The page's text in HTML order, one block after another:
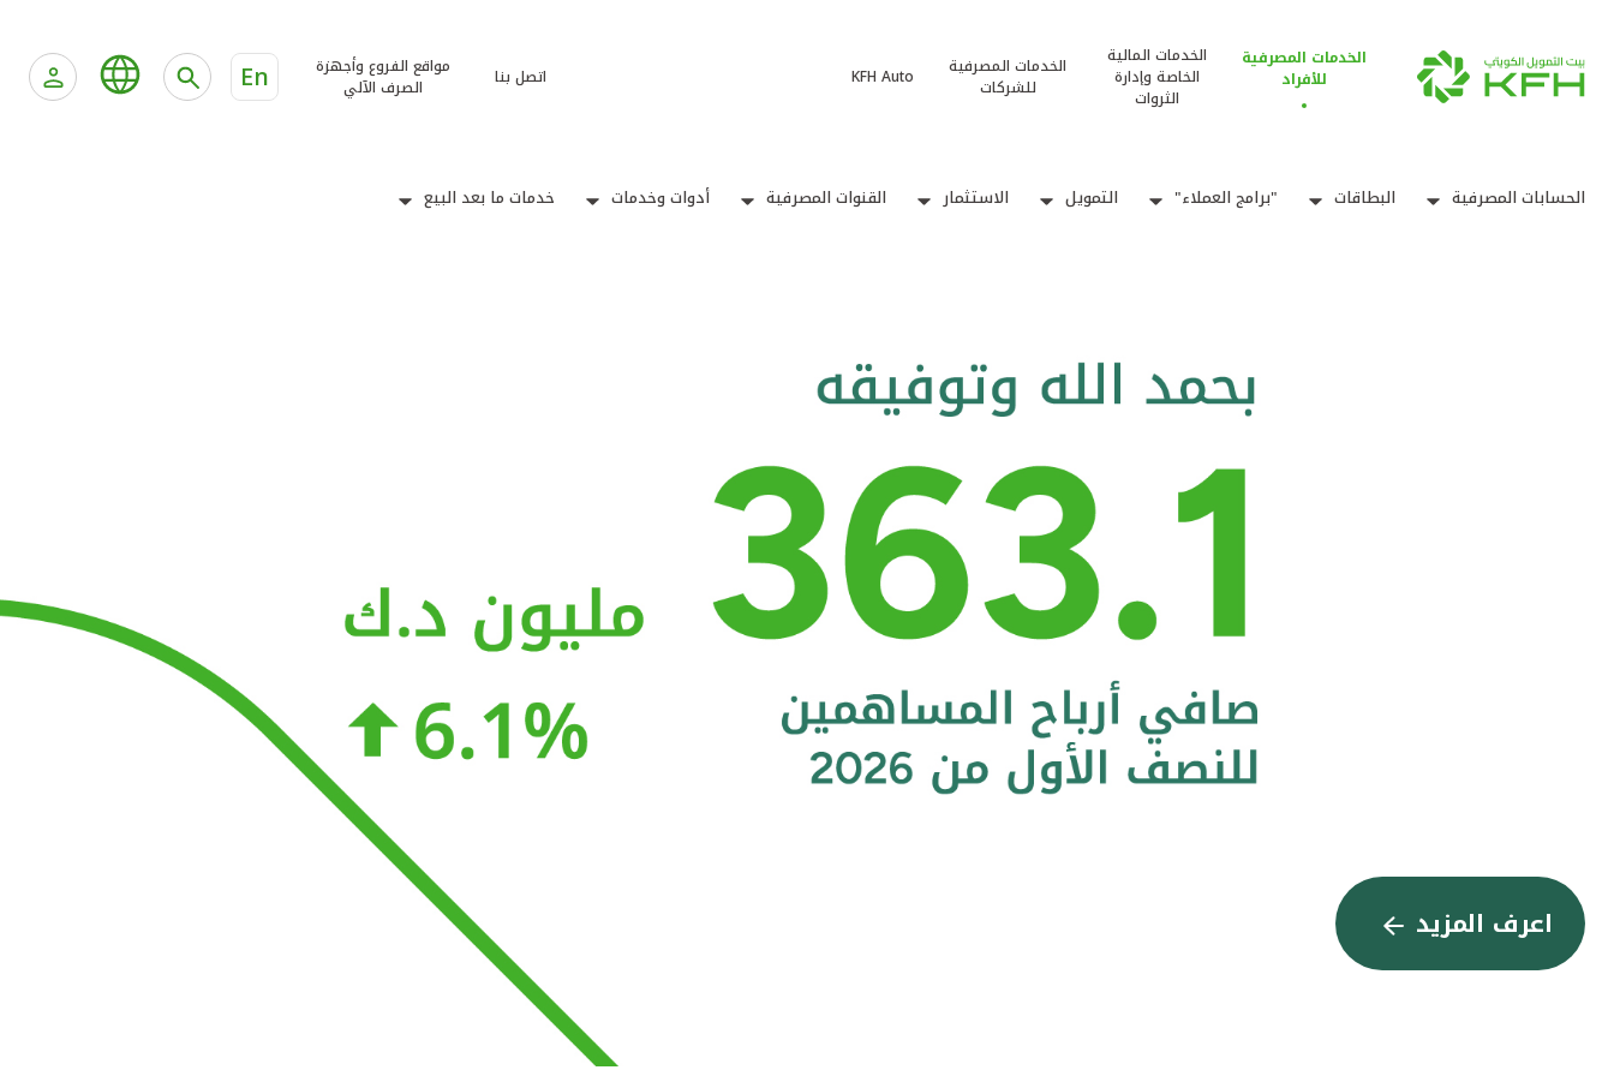
الخدمات المصرفية
للأفراد
الخدمات المالية
الخاصة وإدارة
الثروات
الخدمات المصرفية
للشركات
KFH Auto اتصل بنا
مواقع الفروع وأجهزة
الصرف الآلي
En
الحسابات المصرفية البطاقات "برامج العملاء" التمويل الاستثمار القنوات المصرفية أدوات وخدمات خدمات ما بعد البيع
اعرف المزيد